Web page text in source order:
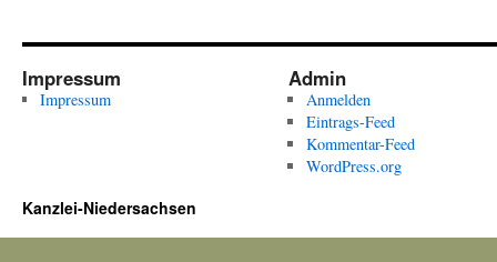
Impressum
Impressum
Admin
Anmelden
Eintrags-Feed
Kommentar-Feed
WordPress.org
Kanzlei-Niedersachsen